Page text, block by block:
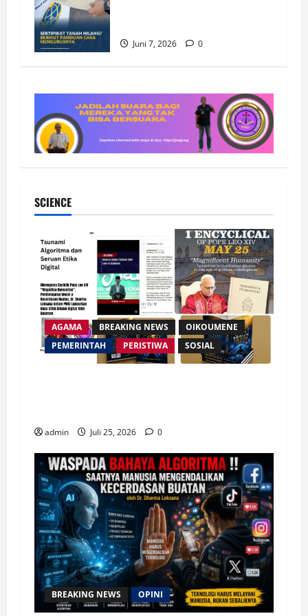
Juni 7, 2026 0
SCIENCE
AGAMA BREAKING NEWS
OIKOUMENE
PEMERINTAH
PERISTIWA SOSIAL
admin Juli 25, 2026 0
BREAKING NEWS OPINI